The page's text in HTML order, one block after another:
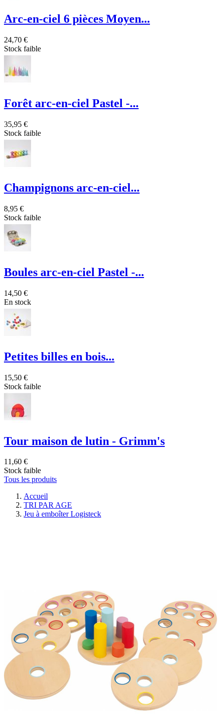
Arc-en-ciel 6 pièces Moyen...
24,70 €
Stock faible
Forêt arc-en-ciel Pastel -...
35,95 €
Stock faible
Champignons arc-en-ciel...
8,95 €
Stock faible
Boules arc-en-ciel Pastel -...
14,50 €
En stock
Petites billes en bois...
15,50 €
Stock faible
Tour maison de lutin - Grimm's
11,60 €
Stock faible
Tous les produits
Accueil
TRI PAR AGE
Jeu à emboîter Logisteck